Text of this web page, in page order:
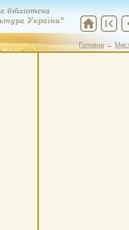
Головна →
Головна→
home first_page